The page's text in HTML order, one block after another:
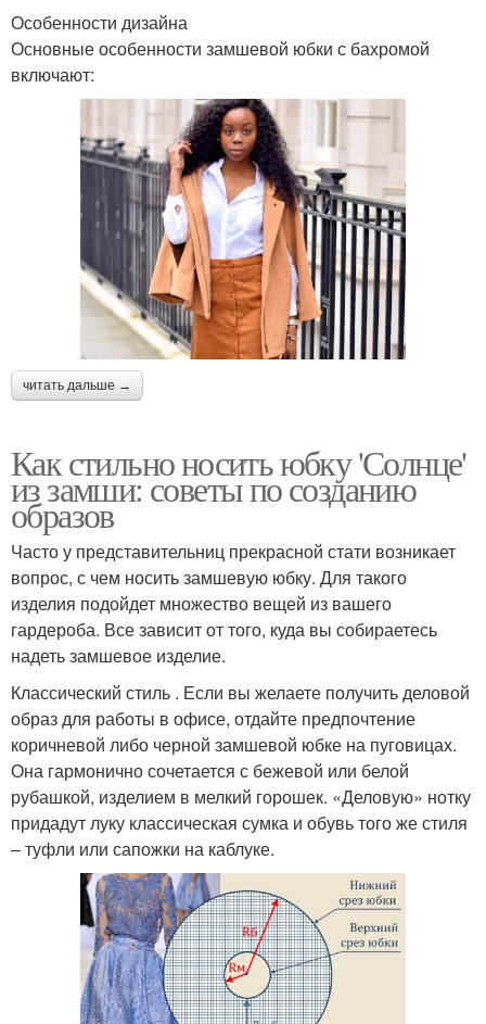
Особенности дизайна
Основные особенности замшевой юбки с бахромой
включают:
читать дальше →
Как стильно носить юбку 'Солнце'
из замши: советы по созданию
образов
Часто у представительниц прекрасной стати возникает
вопрос, с чем носить замшевую юбку. Для такого
изделия подойдет множество вещей из вашего
гардероба. Все зависит от того, куда вы собираетесь
надеть замшевое изделие.
Классический стиль . Если вы желаете получить деловой
образ для работы в офисе, отдайте предпочтение
коричневой либо черной замшевой юбке на пуговицах.
Она гармонично сочетается с бежевой или белой
рубашкой, изделием в мелкий горошек. «Деловую» нотку
придадут луку классическая сумка и обувь того же стиля
– туфли или сапожки на каблуке.